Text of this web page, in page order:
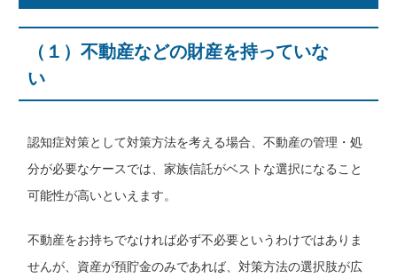
（１）不動産などの財産を持っていな
い
認知症対策として対策方法を考える場合、不動産の管理・処
分が必要なケースでは、家族信託がベストな選択になること
可能性が高いといえます。
不動産をお持ちでなければ必ず不必要というわけではありま
せんが、資産が預貯金のみであれば、対策方法の選択肢が広